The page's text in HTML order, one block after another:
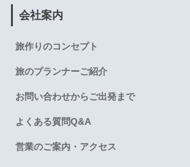
会社案内
旅作りのコンセプト
旅のプランナーご紹介
お問い合わせからご出発まで
よくある質問Q&A
営業のご案内・アクセス